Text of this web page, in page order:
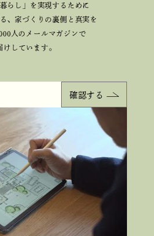
らし」を実現するために
、家づくりの裏側と真実を
人のメールマガジンで
けしています。